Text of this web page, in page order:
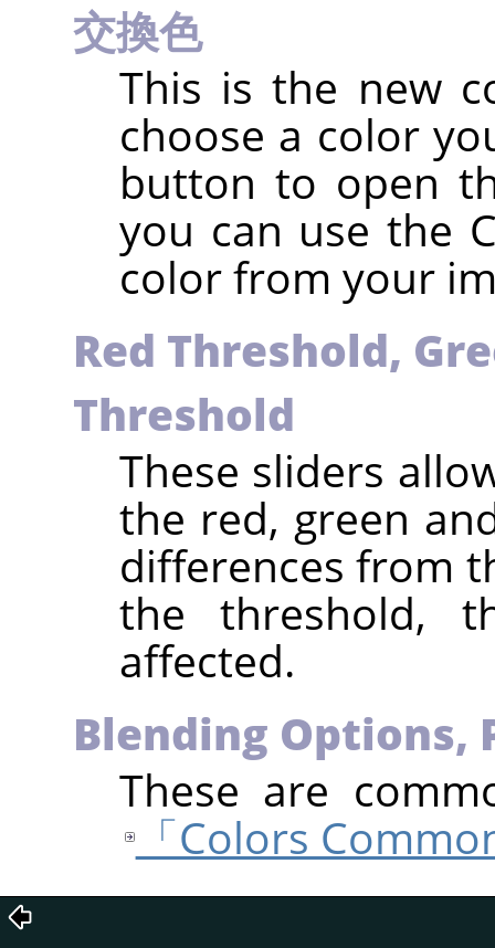
交換色
This is the new
choose a color
button to open
you can use the
color from your
Red Threshold,
Threshold
These sliders
the red, green
differences from
the threshold,
affected.
Blending Options,
These are
「Colors